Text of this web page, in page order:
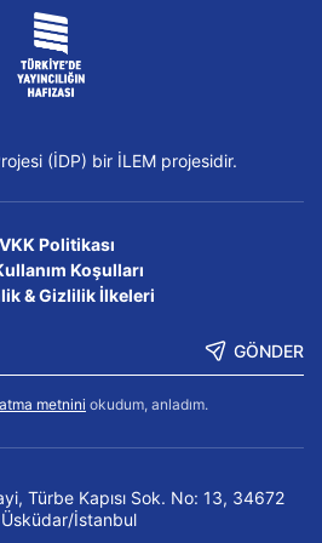
(İDP) bir İLEM projesidir.
Politikası
Koşulları
& Gizlilik İlkeleri
GÖNDER
metnini okudum, anladım.
Türbe Kapısı Sok. No: 13, 34672
Üsküdar/İstanbul